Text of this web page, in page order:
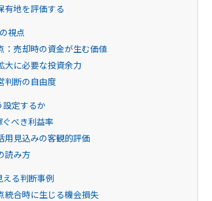
有地を評価する
視点
：売却時の資金が生む価値
大に必要な投資余力
判断の自由度
定するか
べき利益率
用見込みの客観的評価
読み方
る判断事例
統合時に生じる機会損失